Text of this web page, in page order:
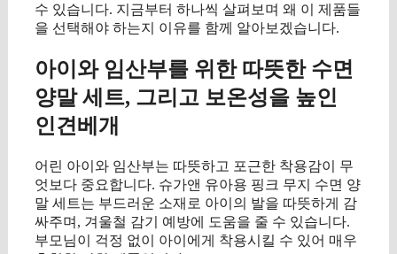
수 있습니다. 지금부터 하나씩 살펴보며 왜 이 제품들
을 선택해야 하는지 이유를 함께 알아보겠습니다.
아이와 임산부를 위한 따뜻한 수면
양말 세트, 그리고 보온성을 높인
인견베개
어린 아이와 임산부는 따뜻하고 포근한 착용감이 무
엇보다 중요합니다. 슈가앤 유아용 핑크 무지 수면 양
말 세트는 부드러운 소재로 아이의 발을 따뜻하게 감
싸주며, 겨울철 감기 예방에 도움을 줄 수 있습니다.
부모님이 걱정 없이 아이에게 착용시킬 수 있어 매우